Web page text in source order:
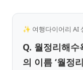
✨ 여행다이어리 AI
Q. 월정리해
의 이름 ‘월정